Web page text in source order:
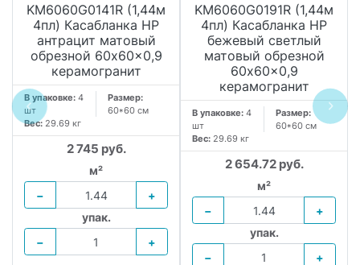
KM6060G0141R (1,44м
4пл) Касабланка HP
антрацит матовый
обрезной 60x60x0,9
керамогранит
В упаковке: 4
шт
Размер:
60*60 см
Вес: 29.69 кг
2 745 руб.
м²
−
+
упак.
−
+
KM6060G0191R (1,44м
4пл) Касабланка HP
бежевый светлый
матовый обрезной
60x60x0,9
керамогранит
В упаковке: 4
шт
Размер:
60*60 см
Вес: 29.69 кг
2 654.72 руб.
м²
−
+
упак.
−
+